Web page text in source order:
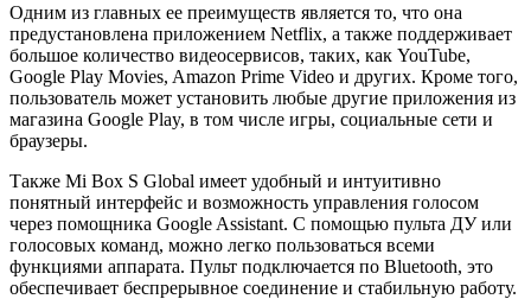
Одним из главных ее преимуществ является то, что она
предустановлена приложением Netflix, а также поддерживает
большое количество видеосервисов, таких, как YouTube,
Google Play Movies, Amazon Prime Video и других. Кроме того,
пользователь может установить любые другие приложения из
магазина Google Play, в том числе игры, социальные сети и
браузеры.
Также Mi Box S Global имеет удобный и интуитивно
понятный интерфейс и возможность управления голосом
через помощника Google Assistant. С помощью пульта ДУ или
голосовых команд, можно легко пользоваться всеми
функциями аппарата. Пульт подключается по Bluetooth, это
обеспечивает беспрерывное соединение и стабильную работу.